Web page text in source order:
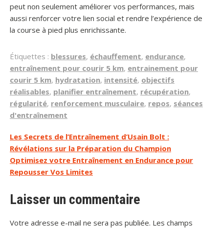
peut non seulement améliorer vos performances, mais
aussi renforcer votre lien social et rendre l’expérience de
la course à pied plus enrichissante.
Étiquettes : blessures, échauffement, endurance,
entraînement pour courir 5 km, entrainement pour
courir 5 km, hydratation, intensité, objectifs
réalisables, planifier entraînement, récupération,
régularité, renforcement musculaire, repos, séances
d'entraînement
Navigation
de
l’article
Les Secrets de l’Entraînement d’Usain Bolt :
Révélations sur la Préparation du Champion
Optimisez votre Entraînement en Endurance pour
Repousser Vos Limites
Laisser un commentaire
Votre adresse e-mail ne sera pas publiée. Les champs